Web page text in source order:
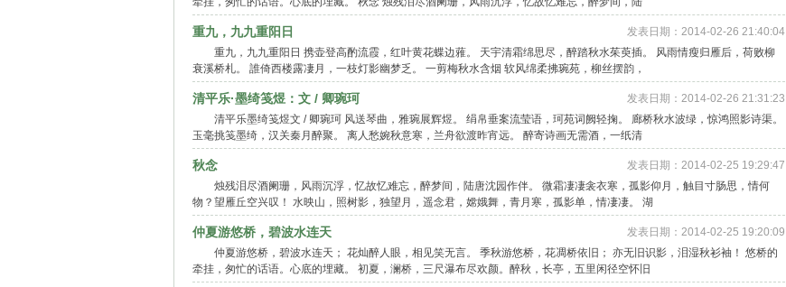
发表日期：2014-02-26 21:40:04
重九，九九重阳日
重九，九九重阳日 携壶登高酌流霞，红叶黄花蝶边蕥。 天宇清霜绵思尽，醉踏秋水茱萸插。 风雨情瘦归雁后，荷败柳
衰溪桥札。 誰倚西楼露凄月，一枝灯影幽梦乏。 一剪梅秋水含烟 软风绵柔拂琬苑，柳丝摆韵，
发表日期：2014-02-26 21:31:23
清平乐·墨绮笺煜：文 / 卿琬珂
清平乐墨绮笺煜文 / 卿琬珂 风送琴曲，雅琬展辉煜。 绢帛垂案流莹语，珂苑词阙轻掬。 廊桥秋水波绿，惊鸿照影诗渠。
玉毫挑笺墨绮，汉关秦月醉聚。 离人愁婉秋意寒，兰舟欲渡昨宵远。 醉寄诗画无需酒，一纸清
发表日期：2014-02-25 19:29:47
秋念
烛残泪尽酒阑珊，风雨沉浮，忆故忆难忘，醉梦间，陆唐沈园作伴。 微霜凄凄衾衣寒，孤影仰月，触目寸肠思，情何
物？望雁丘空兴叹！ 水映山，照树影，独望月，遥念君，嫦娥舞，青月寒，孤影单，情凄凄。 湖
发表日期：2014-02-25 19:20:09
仲夏游悠桥，碧波水连天
仲夏游悠桥，碧波水连天； 花灿醉人眼，相见笑无言。 季秋游悠桥，花凋桥依旧； 亦无旧识影，泪湿秋衫袖！ 悠桥的
牵挂，匆忙的话语。心底的埋藏。 初夏，澜桥，三尺瀑布尽欢颜。醉秋，长亭，五里闲径空怀旧